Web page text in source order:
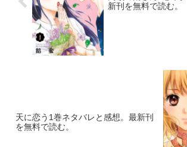
新刊を無料で読む。
天に恋う1巻ネタバレと感想。最新刊
を無料で読む。